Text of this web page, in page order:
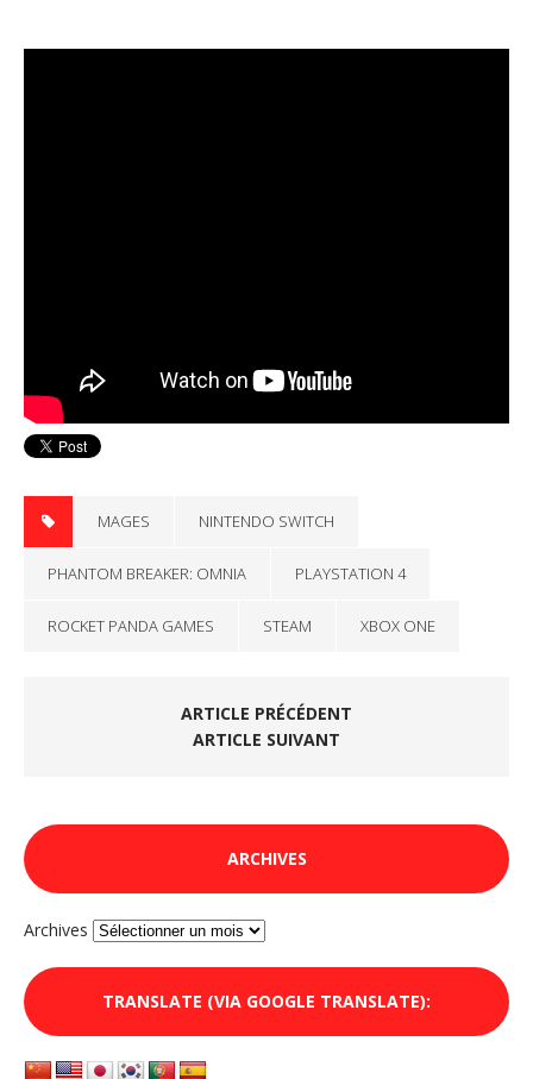
MAGES NINTENDO SWITCH
PHANTOM BREAKER: OMNIA PLAYSTATION 4
ROCKET PANDA GAMES STEAM XBOX ONE
ARTICLE PRÉCÉDENT
ARTICLE SUIVANT
ARCHIVES
Archives
TRANSLATE (VIA GOOGLE TRANSLATE):